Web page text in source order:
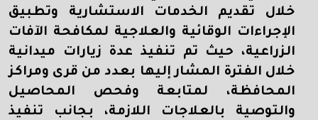
خلال تقديم الخدمات الاستشارية وتطبيق
الإجراءات الوقائية والعلاجية لمكافحة الآفات
الزراعية، حيث تم تنفيذ عدة زيارات ميدانية
خلال الفترة المشار إليها بعدد من قرى ومراكز
المحافظة، لمتابعة وفحص المحاصيل
والتوصية بالعلاجات اللازمة، بجانب تنفيذ